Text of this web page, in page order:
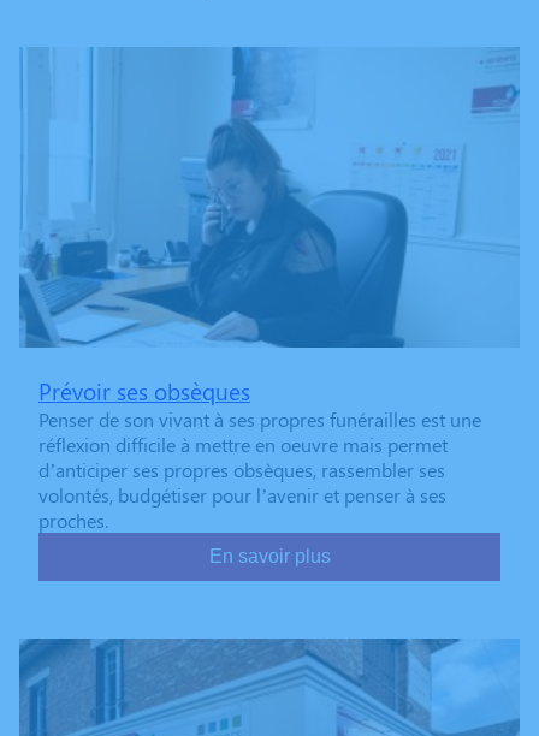
Prévoir ses obsèques
Penser de son vivant à ses propres funérailles est une
réflexion difficile à mettre en oeuvre mais permet
d’anticiper ses propres obsèques, rassembler ses
volontés, budgétiser pour l’avenir et penser à ses
proches.
En savoir plus